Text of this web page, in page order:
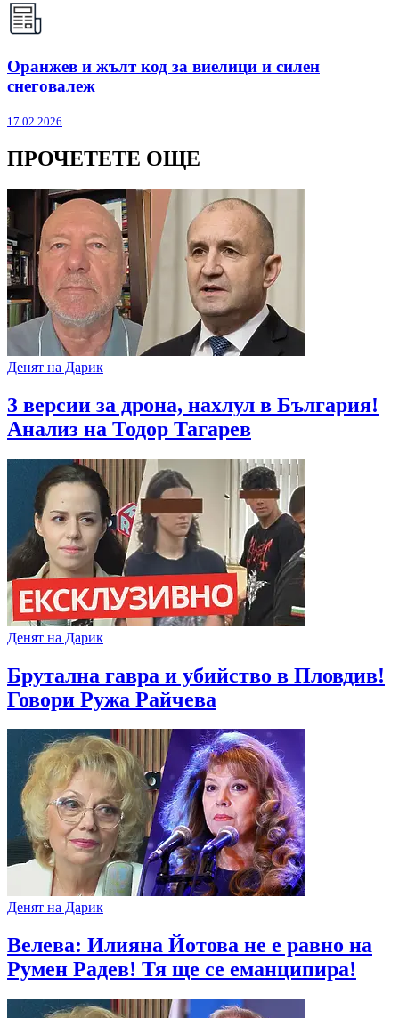
Оранжев и жълт код за виелици и силен
снеговалеж
17.02.2026
ПРОЧЕТЕТЕ ОЩЕ
Денят на Дарик
3 версии за дрона, нахлул в България!
Анализ на Тодор Тагарев
Денят на Дарик
Брутална гавра и убийство в Пловдив!
Говори Ружа Райчева
Денят на Дарик
Велева: Илияна Йотова не е равно на
Румен Радев! Тя ще се еманципира!